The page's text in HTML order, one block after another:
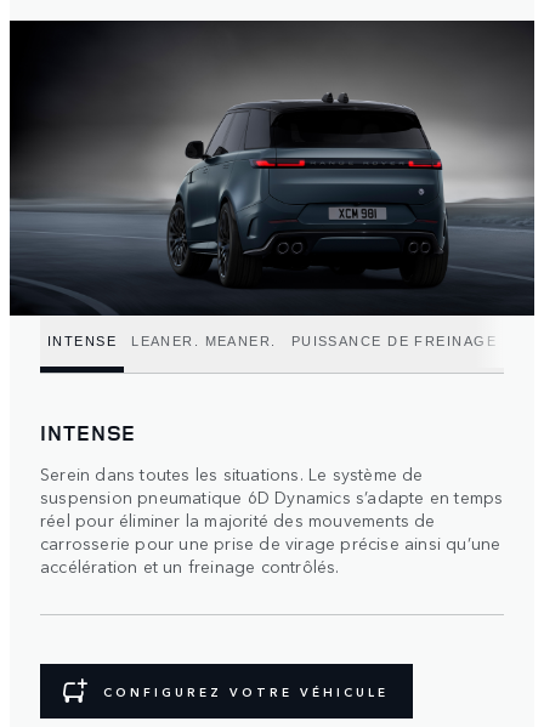
INTENSE LEANER. MEANER. PUISSANCE DE FREINAGE
INTENSE
Serein dans toutes les situations. Le système de
suspension pneumatique 6D Dynamics s’adapte en temps
réel pour éliminer la majorité des mouvements de
carrosserie pour une prise de virage précise ainsi qu’une
accélération et un freinage contrôlés.
CONFIGUREZ VOTRE VÉHICULE